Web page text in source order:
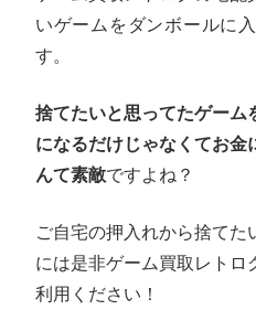
いゲームをダンボールに
す。
捨てたいと思ってたゲーム
になるだけじゃなくてお金
んて素敵ですよね？
ご自宅の押入れから捨てた
には是非ゲーム買取レトロ
利用ください！